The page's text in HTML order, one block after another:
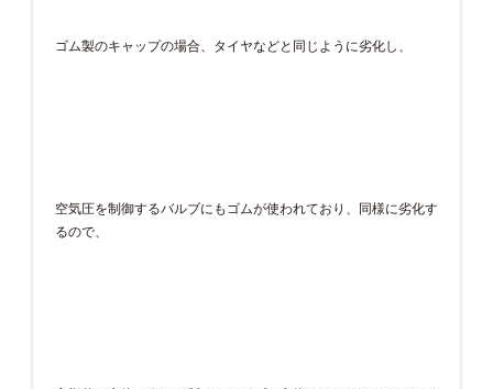
ゴム製のキャップの場合、タイヤなどと同じように劣化し、
空気圧を制御するバルブにもゴムが使われており、同様に劣化す
るので、